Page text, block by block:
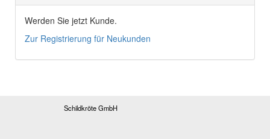
Werden Sie jetzt Kunde.
Zur Registrierung für Neukunden
Schildkröte GmbH